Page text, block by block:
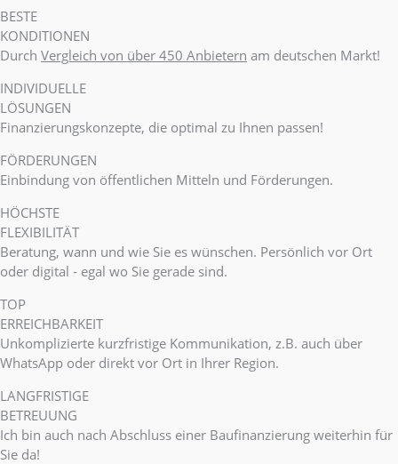
BESTE
KONDITIONEN
Durch Vergleich von über 450 Anbietern am deutschen Markt!
INDIVIDUELLE
LÖSUNGEN
Finanzierungskonzepte, die optimal zu Ihnen passen!
FÖRDERUNGEN
Einbindung von öffentlichen Mitteln und Förderungen.
HÖCHSTE
FLEXIBILITÄT
Beratung, wann und wie Sie es wünschen. Persönlich vor Ort
oder digital - egal wo Sie gerade sind.
TOP
ERREICHBARKEIT
Unkomplizierte kurzfristige Kommunikation, z.B. auch über
WhatsApp oder direkt vor Ort in Ihrer Region.
LANGFRISTIGE
BETREUUNG
Ich bin auch nach Abschluss einer Baufinanzierung weiterhin für
Sie da!